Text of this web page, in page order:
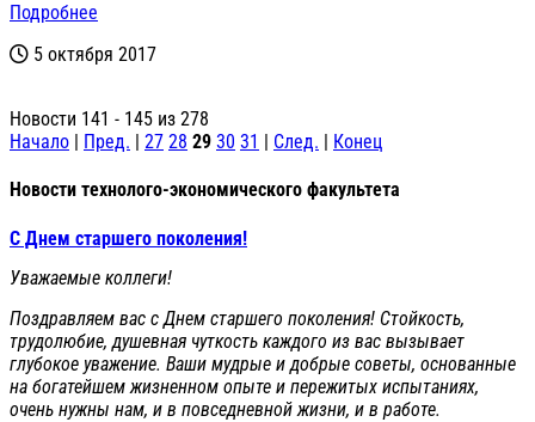
Подробнее
5 октября 2017
Новости 141 - 145 из 278
Начало | Пред. | 27 28 29 30 31 | След. | Конец
Новости технолого-экономического факультета
С Днем старшего поколения!
Уважаемые коллеги!
Поздравляем вас с Днем старшего поколения! Стойкость,
трудолюбие, душевная чуткость каждого из вас вызывает
глубокое уважение. Ваши мудрые и добрые советы, основанные
на богатейшем жизненном опыте и пережитых испытаниях,
очень нужны нам, и в повседневной жизни, и в работе.